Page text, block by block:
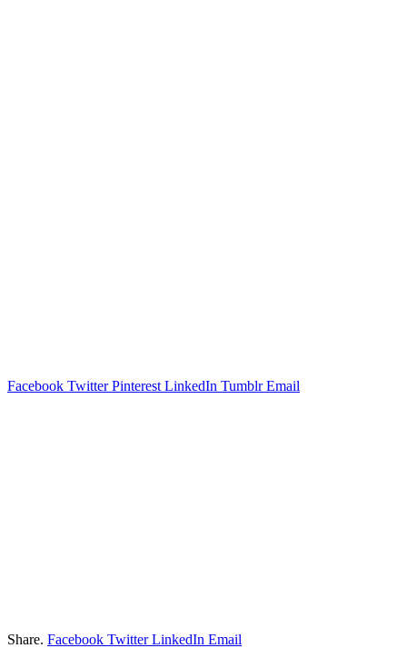
Facebook Twitter Pinterest LinkedIn Tumblr Email
Share. Facebook Twitter LinkedIn Email